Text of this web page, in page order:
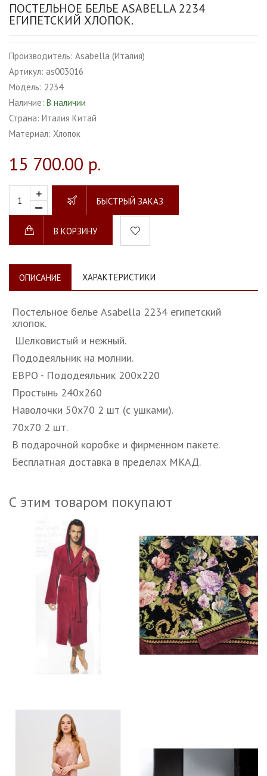
ПОСТЕЛЬНОЕ БЕЛЬЕ ASABELLA 2234
ЕГИПЕТСКИЙ ХЛОПОК.
Производитель: Asabella (Италия)
Артикул: as003016
Модель: 2234
Наличие: В наличии
Страна: Италия Китай
Материал: Хлопок
15 700.00 р.
БЫСТРЫЙ ЗАКАЗ
В КОРЗИНУ
ОПИСАНИЕ ХАРАКТЕРИСТИКИ
Постельное белье Asabella 2234 египетский
хлопок.
Шелковистый и нежный.
Пододеяльник на молнии.
ЕВРО - Пододеяльник 200х220
Простынь 240х260
Наволочки 50х70 2 шт (с ушками).
70х70 2 шт.
В подарочной коробке и фирменном пакете.
Бесплатная доставка в пределах МКАД.
С этим товаром покупают